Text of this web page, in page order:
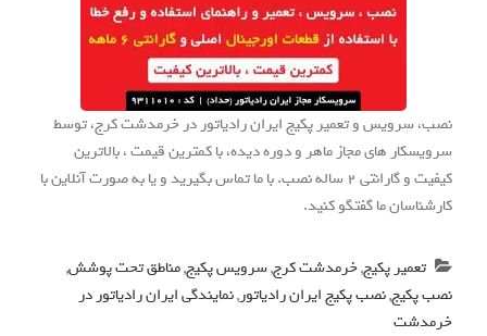
نصب، سرویس و تعمیر پکیج ایران رادیاتور در خرمدشت کرج، توسط
سرویسکار های مجاز ماهر و دوره دیده، با کمترین قیمت ، بالاترین
کیفیت و گارانتی 2 ساله نصب. با ما تماس بگیرید و یا به صورت آنلاین با
کارشناسان ما گفتگو کنید.
تعمیر پکیج,خرمدشت کرج,سرویس پکیج,مناطق تحت پوشش,
نصب پکیج,نصب پکیج ایران رادیاتور,نمایندگی ایران رادیاتور در
خرمدشت